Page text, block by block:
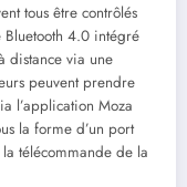
tous être contrôlés
4.0 intégré
distance via une
peuvent prendre
l’application Moza
la forme d’un port
télécommande de la